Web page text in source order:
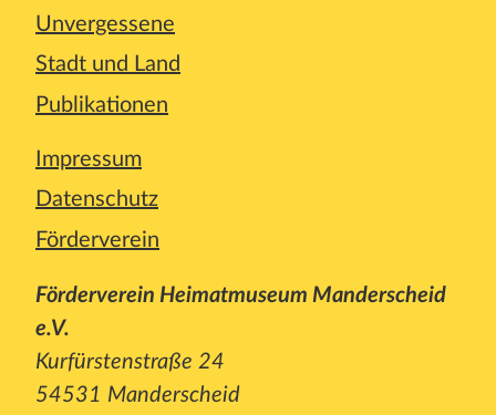
Unvergessene
Stadt und Land
Publikationen
Impressum
Datenschutz
Förderverein
Förderverein Heimatmuseum Manderscheid
e.V.
Kurfürstenstraße 24
54531 Manderscheid